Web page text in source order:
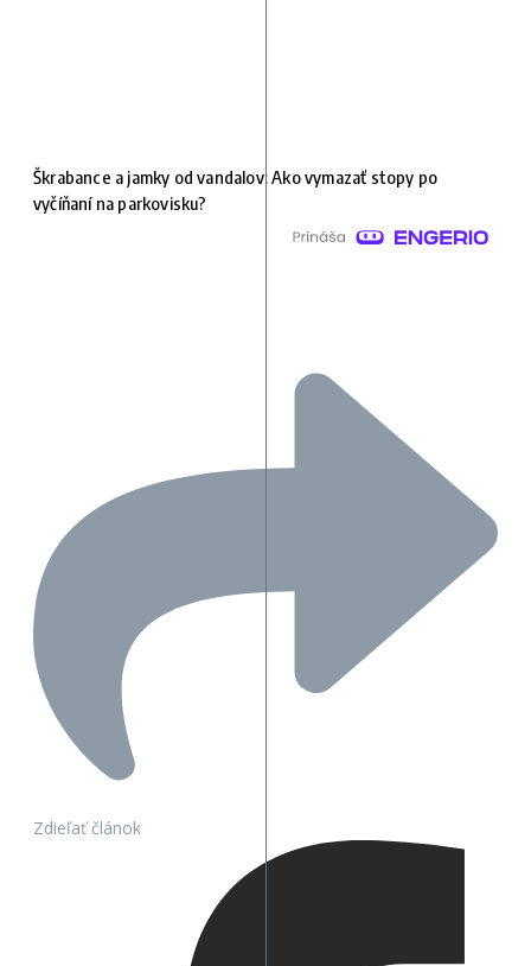
Škrabance a jamky od vandalov: Ako vymazať stopy po
vyčíňaní na parkovisku?
Zdieľať článok